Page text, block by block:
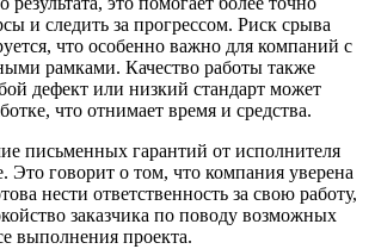
и следить за прогрессом. Риск срыва
что особенно важно для компаний с
рамками. Качество работы также
дефект или низкий стандарт может
что отнимает время и средства.
письменных гарантий от исполнителя
Это говорит о том, что компания уверена
нести ответственность за свою работу,
заказчика по поводу возможных
выполнения проекта.